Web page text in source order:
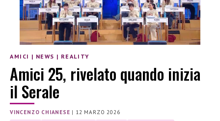
AMICI | NEWS | REALITY
Amici 25, rivelato quando inizia
il Serale
VINCENZO CHIANESE | 12 MARZO 2026